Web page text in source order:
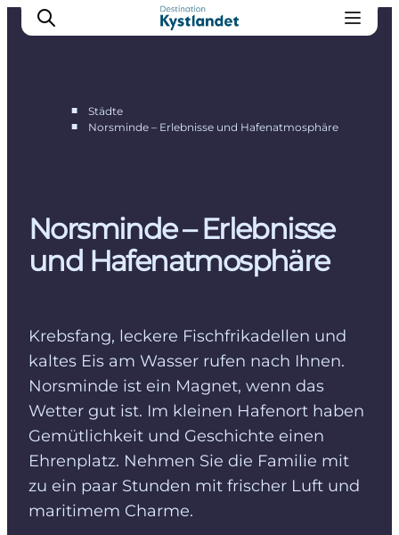
Camping
■
Städte
■
Norsminde – Erlebnisse und Hafenatmosphäre
Norsminde – Erlebnisse
und Hafenatmosphäre
Krebsfang, leckere Fischfrikadellen und
kaltes Eis am Wasser rufen nach Ihnen.
Norsminde ist ein Magnet, wenn das
Wetter gut ist. Im kleinen Hafenort haben
Gemütlichkeit und Geschichte einen
Ehrenplatz. Nehmen Sie die Familie mit
zu ein paar Stunden mit frischer Luft und
maritimem Charme.